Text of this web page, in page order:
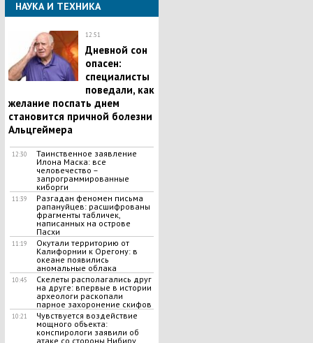
НАУКА И ТЕХНИКА
12:51
Дневной сон
опасен:
специалисты
поведали, как
желание поспать днем
становится причной болезни
Альцгеймера
12:30
Таинственное заявление
Илона Маска: все
человечество –
запрограммированные
киборги
11:39
Разгадан феномен письма
рапануйцев: расшифрованы
фрагменты табличек,
написанных на острове
Пасхи
11:19
Окутали территорию от
Калифорнии к Орегону: в
океане появились
аномальные облака
10:45
Скелеты располагались друг
на друге: впервые в истории
археологи раскопали
парное захоронение скифов
10:21
Чувствуется воздействие
мощного объекта:
конспирологи заявили об
атаке со стороны Нибиру